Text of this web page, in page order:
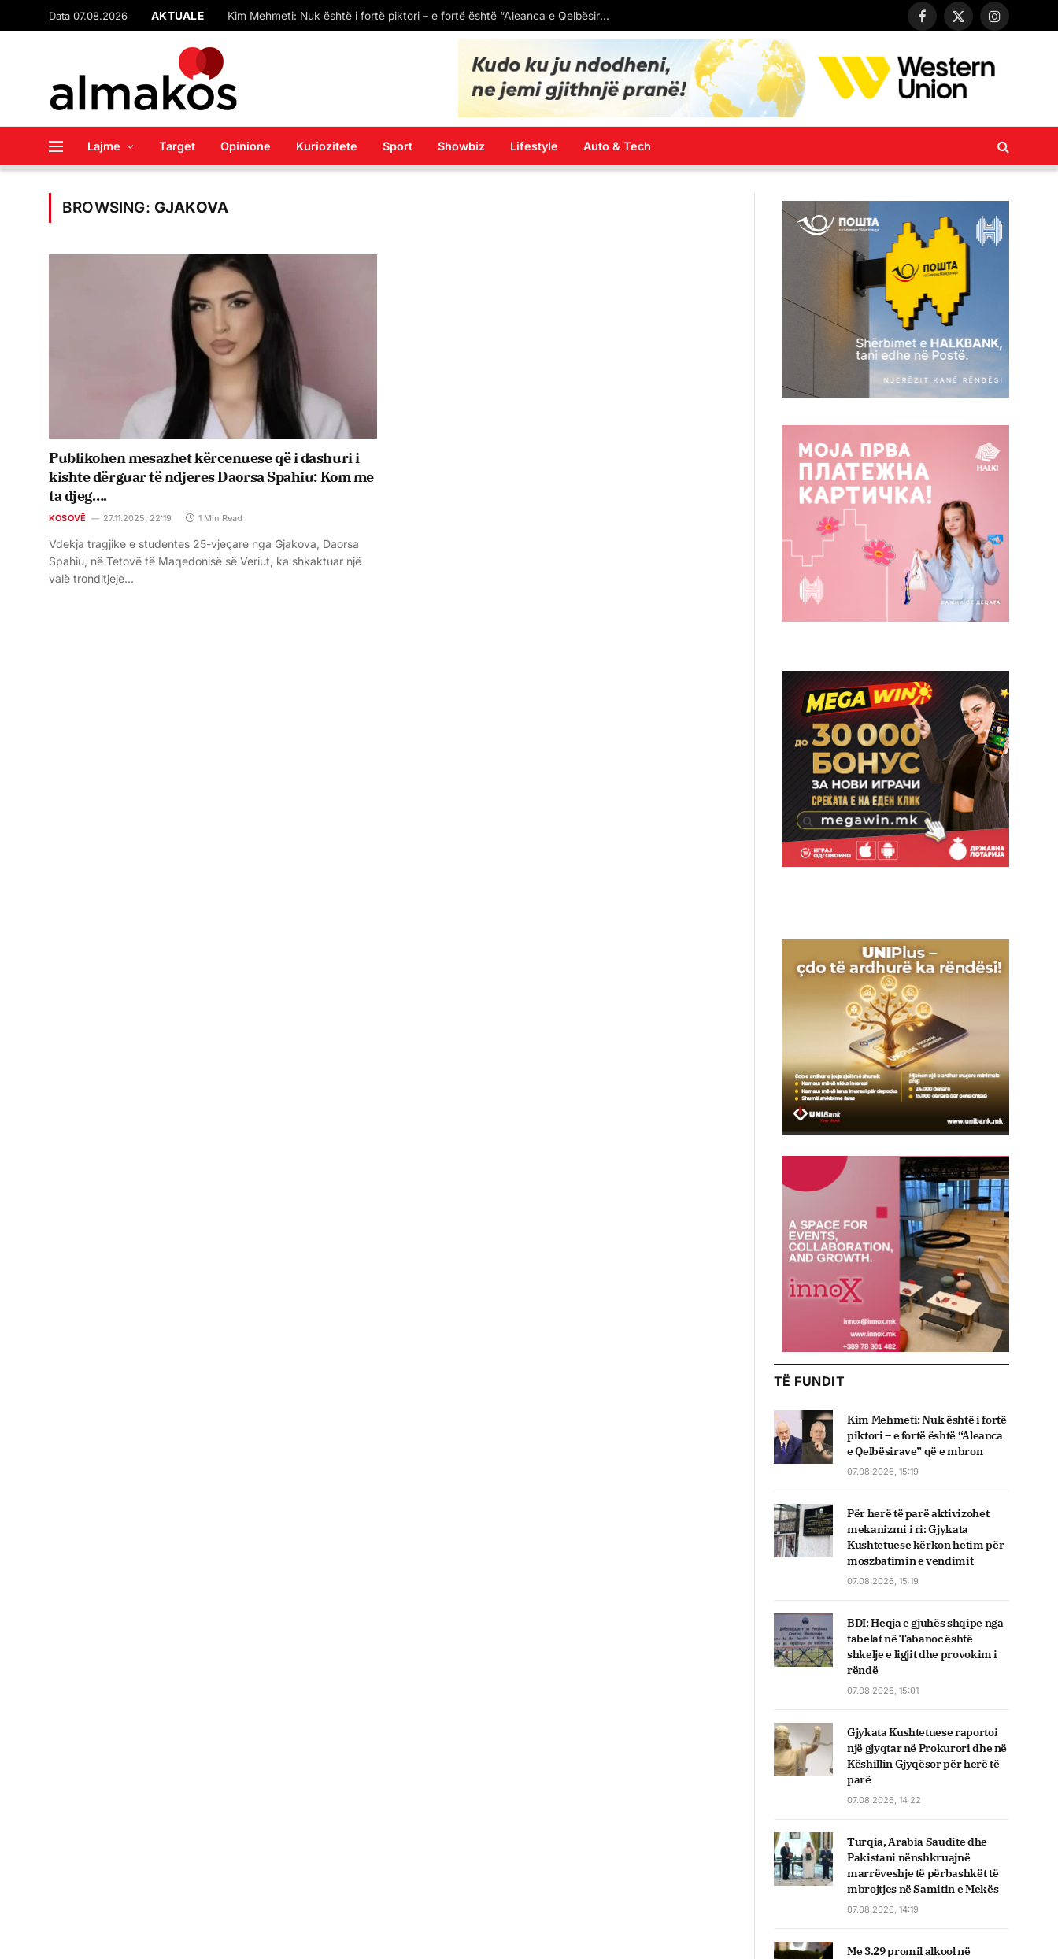
Data 07.08.2026 AKTUALE Për herë të parë aktivizohet mekanizmi i ri: Gjykata Kushtetuese kërkon hetim për moszbatimin e vendimit
Facebook
X
Instagram
Lajme Target Opinione Kuriozitete Sport Showbiz Lifestyle Auto & Tech
BROWSING: GJAKOVA
Publikohen mesazhet kërcenuese që i dashuri i
kishte dërguar të ndjeres Daorsa Spahiu: Kom me
ta djeg….
KOSOVË 27.11.2025, 22:19 1 Min Read
Vdekja tragjike e studentes 25-vjeçare nga Gjakova, Daorsa
Spahiu, në Tetovë të Maqedonisë së Veriut, ka shkaktuar një
valë tronditjeje…
TË FUNDIT
Kim Mehmeti: Nuk është i fortë
piktori – e fortë është “Aleanca
e Qelbësirave” që e mbron
07.08.2026, 15:19
Për herë të parë aktivizohet
mekanizmi i ri: Gjykata
Kushtetuese kërkon hetim për
moszbatimin e vendimit
07.08.2026, 15:19
BDI: Heqja e gjuhës shqipe nga
tabelat në Tabanoc është
shkelje e ligjit dhe provokim i
rëndë
07.08.2026, 15:01
Gjykata Kushtetuese raportoi
një gjyqtar në Prokurori dhe në
Këshillin Gjyqësor për herë të
parë
07.08.2026, 14:22
Turqia, Arabia Saudite dhe
Pakistani nënshkruajnë
marrëveshje të përbashkët të
mbrojtjes në Samitin e Mekës
07.08.2026, 14:19
Me 3.29 promil alkool në